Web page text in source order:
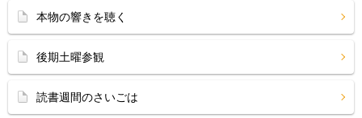
本物の響きを聴く
後期土曜参観
読書週間のさいごは